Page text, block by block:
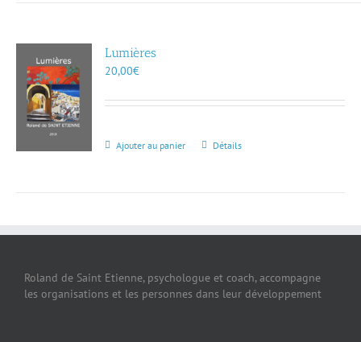
Lumières
20,00€
Ajouter au panier Détails
Roland de Saint Etienne, psychologue et coach, accompagne
les organisations et les personnes dans leur développement